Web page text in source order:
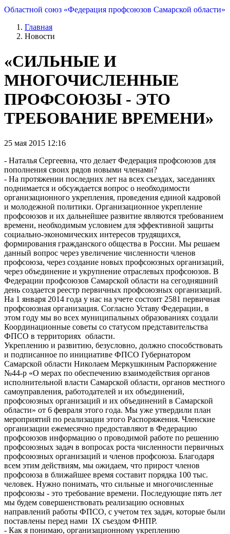
Областной союз «Федерация профсоюзов Самарской области»
Главная
Новости
«СИЛЬНЫЕ И
МНОГОЧИСЛЕННЫЕ
ПРОФСОЮЗЫ - ЭТО
ТРЕБОВАНИЕ ВРЕМЕНИ»
25 мая 2015 12:16
- Наталья Сергеевна, что делает Федерация профсоюзов для
пополнения своих рядов новыми членами?
- На протяжении последних лет на всех съездах, заседаниях
поднимается и обсуждается вопрос о необходимости
организационного укрепления, проведения единой кадровой
и молодежной политики. Организационное укрепление
профсоюзов и их дальнейшее развитие являются требованием
времени, необходимым условием для эффективной защиты
социально-экономических интересов трудящихся,
формирования гражданского общества в России. Мы решаем
данный вопрос через увеличение численности членов
профсоюза, через создание новых профсоюзных организаций,
через объединение и укрупнение отраслевых профсоюзов. В
Федерации профсоюзов Самарской области на сегодняшний
день создается реестр первичных профсоюзных организаций.
На 1 января 2014 года у нас на учете состоит 2581 первичная
профсоюзная организация. Согласно Уставу Федерации, в
этом году мы во всех муниципальных образованиях создали
Координационные советы со статусом представительства
ФПСО в территориях области.
Укреплению и развитию, безусловно, должно способствовать
и подписанное по инициативе ФПСО Губернатором
Самарской области Николаем Меркушкиным Распоряжение
№44-р «О мерах по обеспечению взаимодействия органов
исполнительной власти Самарской области, органов местного
самоуправления, работодателей и их объединений,
профсоюзных организаций и их объединений в Самарской
области» от 6 февраля этого года. Мы уже утвердили план
мероприятий по реализации этого Распоряжения. Членские
организации ежемесячно предоставляют в Федерацию
профсоюзов информацию о проводимой работе по решению
профсоюзных задач в вопросах роста численности первичных
профсоюзных организаций и членов профсоюза. Благодаря
всем этим действиям, мы ожидаем, что прирост членов
профсоюза в ближайшее время составит порядка 100 тыс.
человек. Нужно понимать, что сильные и многочисленные
профсоюзы - это требование времени. Последующие пять лет
мы будем совершенствовать реализацию основных
направлений работы ФПСО, с учетом тех задач, которые были
поставлены перед нами IX съездом ФНПР.
- Как я понимаю, организационному укреплению